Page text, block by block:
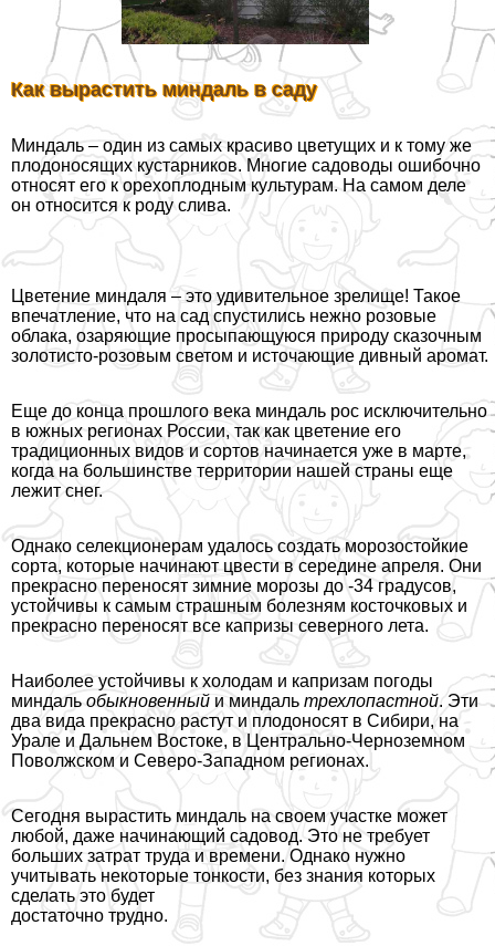
Как вырастить миндаль в саду
Миндаль – один из самых красиво цветущих и к тому же
плодоносящих кустарников. Многие садоводы ошибочно
относят его к орехоплодным культурам. На самом деле
он относится к роду слива.
Цветение миндаля – это удивительное зрелище! Такое
впечатление, что на сад спустились нежно розовые
облака, озаряющие просыпающуюся природу сказочным
золотисто-розовым светом и источающие дивный аромат.
Еще до конца прошлого века миндаль рос исключительно
в южных регионах России, так как цветение его
традиционных видов и сортов начинается уже в марте,
когда на большинстве территории нашей страны еще
лежит снег.
Однако селекционерам удалось создать морозостойкие
сорта, которые начинают цвести в середине апреля. Они
прекрасно переносят зимние морозы до -34 градусов,
устойчивы к самым страшным болезням косточковых и
прекрасно переносят все капризы северного лета.
Наиболее устойчивы к холодам и капризам погоды
миндаль обыкновенный и миндаль трехлопастной. Эти
два вида прекрасно растут и плодоносят в Сибири, на
Урале и Дальнем Востоке, в Центрально-Черноземном
Поволжском и Северо-Западном регионах.
Сегодня вырастить миндаль на своем участке может
любой, даже начинающий садовод. Это не требует
больших затрат труда и времени. Однако нужно
учитывать некоторые тонкости, без знания которых
сделать это будет
достаточно трудно.